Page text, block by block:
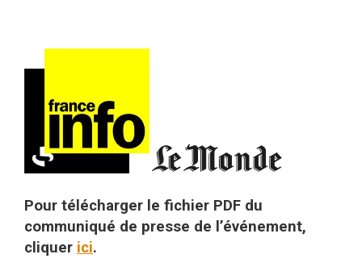
Pour télécharger le fichier PDF du
communiqué de presse de l’événement,
cliquer ici.